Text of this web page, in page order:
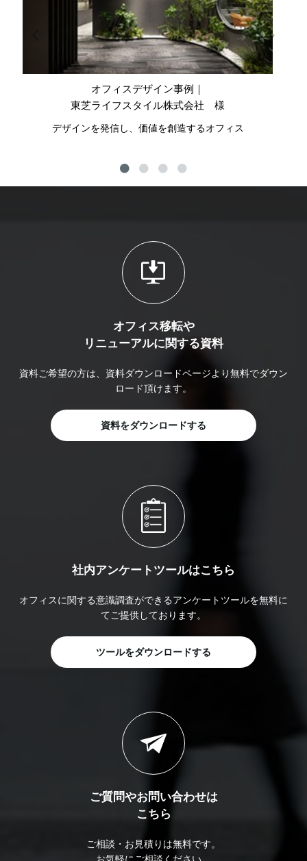
オフィスデザイン事例｜
東芝ライフスタイル株式会社 様
デザインを発信し、価値を創造するオフィス
オフィス移転や
リニューアルに関する資料
資料ご希望の方は、資料ダウンロードページより無料でダウン
ロード頂けます。
資料をダウンロードする
社内アンケートツールはこちら
オフィスに関する意識調査ができるアンケートツールを無料に
てご提供しております。
ツールをダウンロードする
ご質問やお問い合わせは
こちら
ご相談・お見積りは無料です。
お気軽にご相談ください。